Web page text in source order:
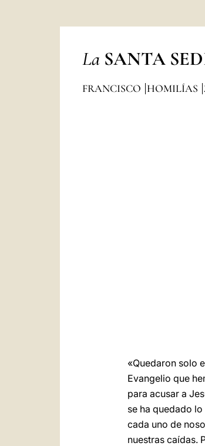
La SANTA
FRANCISCO HOMILÍAS
«Quedaron solo
Evangelio que
para acusar a
se ha quedado
cada uno de
nuestras caídas.